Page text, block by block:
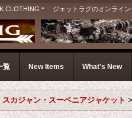
CLOTHING＊ ジェットラグのオンライ
覧 New Items What's New
スカジャン・スーベニアジャケット >